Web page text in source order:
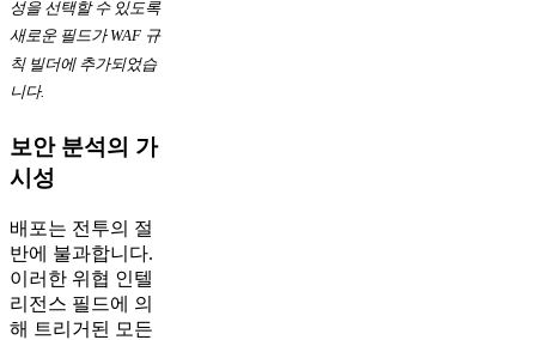
성을 선택할 수 있도록
새로운 필드가 WAF 규
칙 빌더에 추가되었습
니다.
보안 분석의 가
시성
배포는 전투의 절
반에 불과합니다.
이러한 위협 인텔
리전스 필드에 의
해 트리거된 모든